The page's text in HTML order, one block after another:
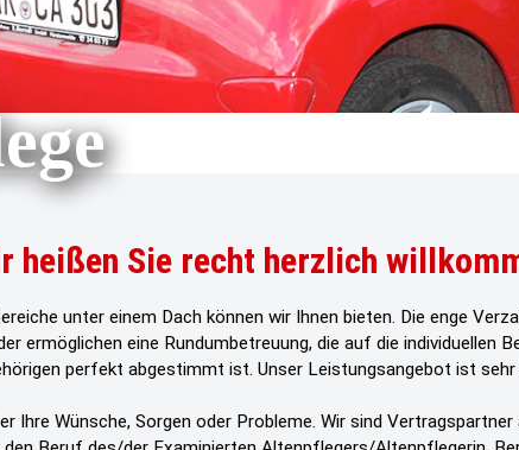
heißen Sie recht herzlich
unter einem Dach können wir Ihnen bieten. Die enge
ermöglichen eine Rundumbetreuung, die auf die individuellen
perfekt abgestimmt ist. Unser Leistungsangebot ist
Ihre Wünsche, Sorgen oder Probleme. Wir sind